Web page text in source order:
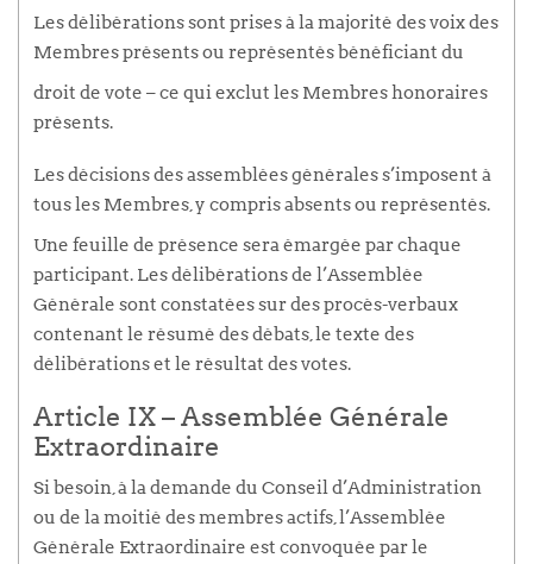
Les délibérations sont prises à la majorité des voix des
Membres présents ou représentés bénéficiant du
droit de vote – ce qui exclut les Membres honoraires
présents.
Les décisions des assemblées générales s’imposent à
tous les Membres, y compris absents ou représentés.
Une feuille de présence sera émargée par chaque
participant. Les délibérations de l’Assemblée
Générale sont constatées sur des procès-verbaux
contenant le résumé des débats, le texte des
délibérations et le résultat des votes.
Article IX – Assemblée Générale
Extraordinaire
Si besoin, à la demande du Conseil d’Administration
ou de la moitié des membres actifs, l’Assemblée
Générale Extraordinaire est convoquée par le